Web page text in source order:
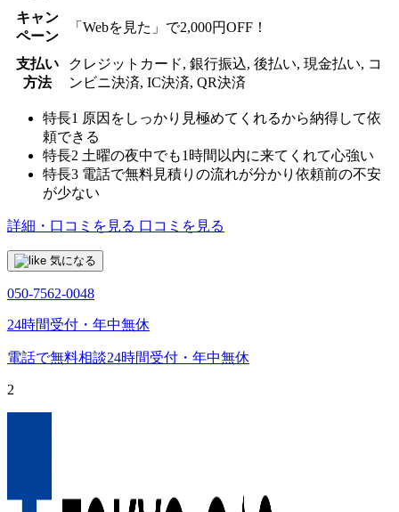
キャン
ペーン
「Webを見た」で2,000円OFF！
支払い
方法
クレジットカード, 銀行振込, 後払い, 現金払い, コ
ンビニ決済, IC決済, QR決済
特長1 原因をしっかり見極めてくれるから納得して依
頼できる
特長2 土曜の夜中でも1時間以内に来てくれて心強い
特長3 電話で無料見積りの流れが分かり依頼前の不安
が少ない
詳細・口コミを見る 口コミを見る
気になる
050-7562-0048
24時間受付・年中無休
電話で無料相談24時間受付・年中無休
2